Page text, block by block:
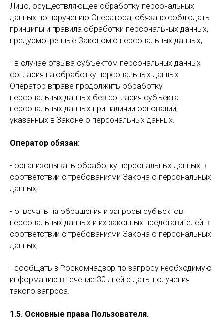
Лицо, осуществляющее обработку персональных
данных по поручению Оператора, обязано соблюдать
принципы и правила обработки персональных данных,
предусмотренные Законом о персональных данных;
- в случае отзыва субъектом персональных данных
согласия на обработку персональных данных
Оператор вправе продолжить обработку
персональных данных без согласия субъекта
персональных данных при наличии оснований,
указанных в Законе о персональных данных.
Оператор обязан:
- организовывать обработку персональных данных в
соответствии с требованиями Закона о персональных
данных;
- отвечать на обращения и запросы субъектов
персональных данных и их законных представителей в
соответствии с требованиями Закона о персональных
данных;
- сообщать в Роскомнадзор по запросу необходимую
информацию в течение 30 дней с даты получения
такого запроса.
1.5. Основные права Пользователя.